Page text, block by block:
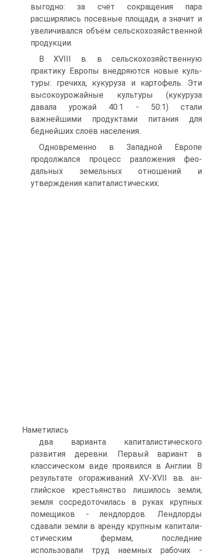
выгодно: за счёт сокращения пара
расширялись посевные площади, а значит и
увеличивался объём сельскохозяйственной
продукции.
В XVIII в. в сельскохозяйственную
практику Европы внедряются новые куль­
туры: гречиха, кукуруза и картофель. Эти
высокоурожайные культуры (кукуруза
давала урожай 40:1 - 50:1) стали
важнейшими продуктами питания для
бедней­ших слоёв населения.
Одновременно в Западной Европе
продолжался процесс разложения фео­
дальных земельных отношений и
утверждения капиталистических.
Наметились
два варианта капиталистического
развития деревни. Первый вариант в
класси­ческом виде проявился в Англии. В
результате огораживаний XV-XVII вв. ан­
глийское крестьянство лишилось земли,
земля сосредоточилась в руках крупных
помещиков - лендлордов. Лендлорды
сдавали земли в аренду крупным капитали­
стическим фермам, последние
использовали труд наемных рабочих -